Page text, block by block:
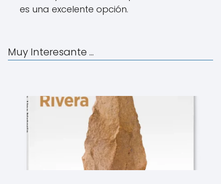
es una excelente opción.
Muy Interesante ...